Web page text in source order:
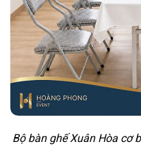
Bộ bàn ghế Xuân Hòa cơ